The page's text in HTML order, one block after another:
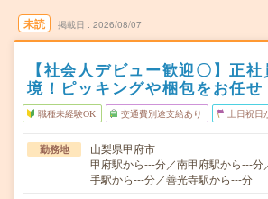
未読 掲載日 2026/08/07
【社会人デビュー歓迎〇】正
境！ピッキングや梱包をお任せ
職種未経験OK 交通費別途支給あり 土日祝日
勤務地
山梨県甲府市
甲府駅から---分／南甲府駅から---
手駅から---分／善光寺駅から---分